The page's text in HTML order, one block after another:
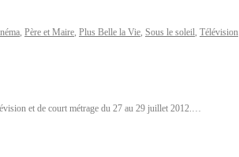
, Père et Maire, Plus Belle la Vie, Sous le soleil, Télévision
et de court métrage du 27 au 29 juillet 2012.…